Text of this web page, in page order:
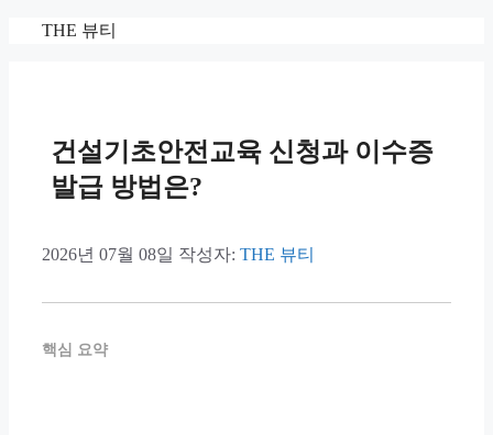
THE 뷰티
건설기초안전교육 신청과 이수증
발급 방법은?
2026년 07월 08일 작성자: THE 뷰티
핵심 요약